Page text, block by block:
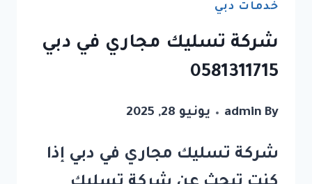
خدمات دبي
شركة تسليك مجاري في دبي
0581311715
By
admin يونيو 28, 2025
شركة تسليك مجاري في دبي إذا